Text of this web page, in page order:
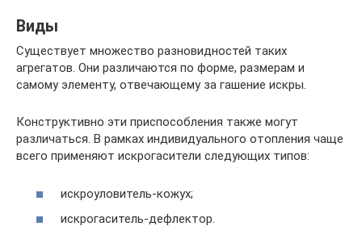
Виды
Существует множество разновидностей таких
агрегатов. Они различаются по форме, размерам и
самому элементу, отвечающему за гашение искры.
Конструктивно эти приспособления также могут
различаться. В рамках индивидуального отопления чаще
всего применяют искрогасители следующих типов:
искроуловитель-кожух;
искрогаситель-дефлектор.